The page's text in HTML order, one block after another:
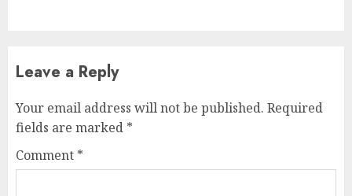
Leave a Reply
Your email address will not be published. Required
fields are marked *
Comment *